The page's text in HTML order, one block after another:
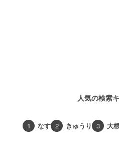
人気の検索
1 なす 2 きゅうり 3 大